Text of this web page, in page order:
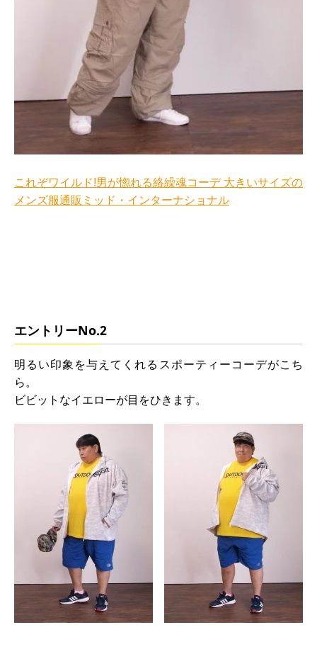
これぞワイルド!男が惚れる絡繰魂コーデ 大きいサイズの
メンズ服通販ミッド・インターナショナル
エントリーNo.2
明るい印象を与えてくれるスポーティーコーデがこち
ら。
ビビットなイエローが目をひきます。